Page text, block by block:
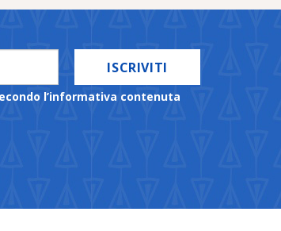
ISCRIVITI
l’informativa contenuta